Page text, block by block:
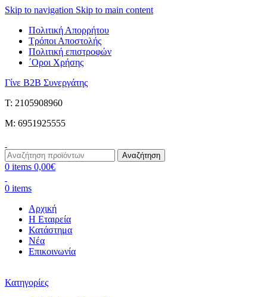
Skip to navigation Skip to main content
Πολιτική Απορρήτου
Τρόποι Αποστολής
Πολιτική επιστροφών
΄Οροι Χρήσης
Γίνε B2B Συνεργάτης
Τ: 2105908960
M: 6951925555
Αναζήτηση
0 items 0,00€
0 items
Αρχική
Η Εταιρεία
Κατάστημα
Νέα
Επικοινωνία
Κατηγορίες